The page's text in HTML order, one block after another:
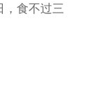
，食不过三